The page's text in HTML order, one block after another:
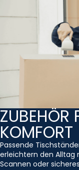
ZUBEHÖR
KOMFORT
Passende
erleichtern den Alltag
Scannen oder